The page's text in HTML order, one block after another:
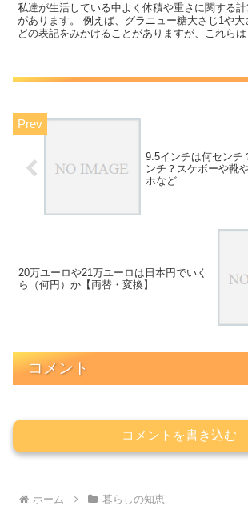
私達が生活している中よく体積や重さに関する
があります。 例えば、グラニュー糖大さじ1や大
どの表記をみかけることがありますが、これらは
9.5インチは何センチ
ンチ？スケボーや靴
ホなど
20万ユーロや21万ユーロは日本円でいく
ら（何円）か【両替・変換】
コメント
コメントを書き込む
ホーム 暮らしの知恵